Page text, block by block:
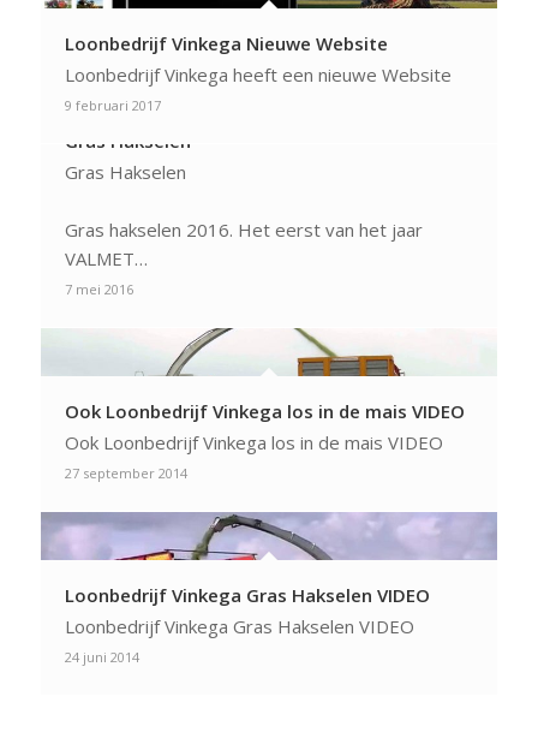
Loonbedrijf Vinkega Nieuwe Website
Loonbedrijf Vinkega heeft een nieuwe Website
9 februari 2017
Gras Hakselen
Gras Hakselen
Gras hakselen 2016. Het eerst van het jaar
VALMET…
7 mei 2016
Ook Loonbedrijf Vinkega los in de mais VIDEO
Ook Loonbedrijf Vinkega los in de mais VIDEO
27 september 2014
Loonbedrijf Vinkega Gras Hakselen VIDEO
Loonbedrijf Vinkega Gras Hakselen VIDEO
24 juni 2014